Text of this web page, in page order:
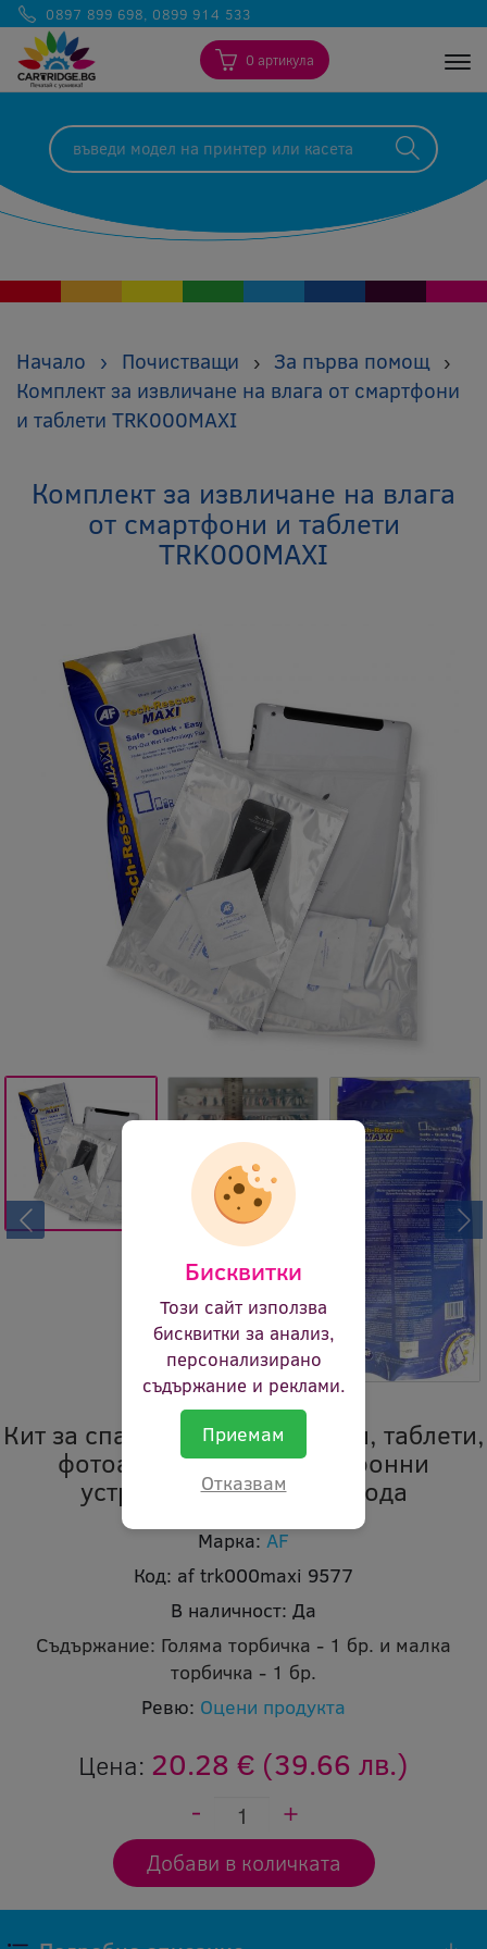
0897 899 698, 0899 914 533
0 артикула
Начало › Почистващи › За първа помощ ›
Комплект за извличане на влага от смартфони
и таблети TRK000MAXI
Комплект за извличане на влага
от смартфони и таблети
TRK000MAXI
Кит за спасяване на телефони, таблети,
фотоапарати и др. електронни
устройства от влага и вода
Марка: AF
Код: af trk000maxi 9577
В наличност: Да
Съдържание: Голяма торбичка - 1 бр. и малка
торбичка - 1 бр.
Ревю: Оцени продукта
Цена: 20.28 € (39.66 лв.)
Бисквитки
Този сайт използва
бисквитки за анализ,
персонализирано
съдържание и реклами.
Приемам
Отказвам